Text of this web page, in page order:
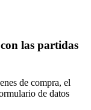
las partidas
de compra, el
de datos